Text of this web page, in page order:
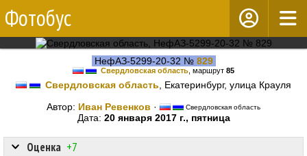
Фотобус
НефАЗ-5299-20-32 № 829
Свердловская область , маршрут 85
Свердловская область , Екатеринбург, улица Крауля
Автор: Иван Ревенков · Свердловская область
Дата: 20 января 2017 г., пятница
Оценка +7